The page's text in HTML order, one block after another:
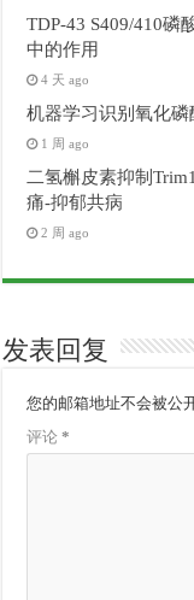
TDP-43 S409/410磷
中的作用
4 天 ago
机器学习识别氧化
1 周 ago
二氢槲皮素抑制
痛-抑郁共病
2 周 ago
发表回复
您的邮箱地址不会被公开
评论*